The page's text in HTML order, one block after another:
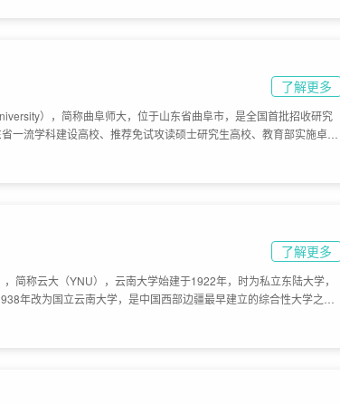
了解更多
），简称曲阜师大，位于山东省曲阜市，是全国首批招收研究
一流学科建设高校、推荐免试攻读硕士研究生高校、教育部实施卓越
了解更多
简称云大（YNU），云南大学始建于1922年，时为私立东陆大学，
年改为国立云南大学，是中国西部边疆最早建立的综合性大学之